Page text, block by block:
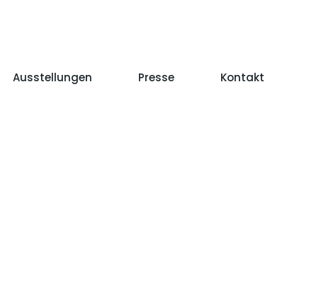
Ausstellungen Presse Kontakt